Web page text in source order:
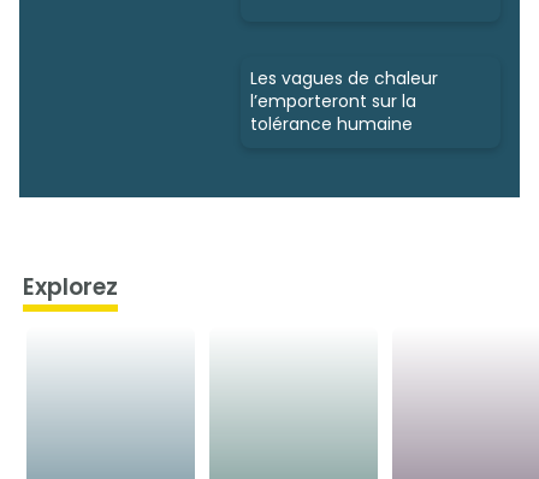
Les vagues de chaleur
l’emporteront sur la
tolérance humaine
Explorez